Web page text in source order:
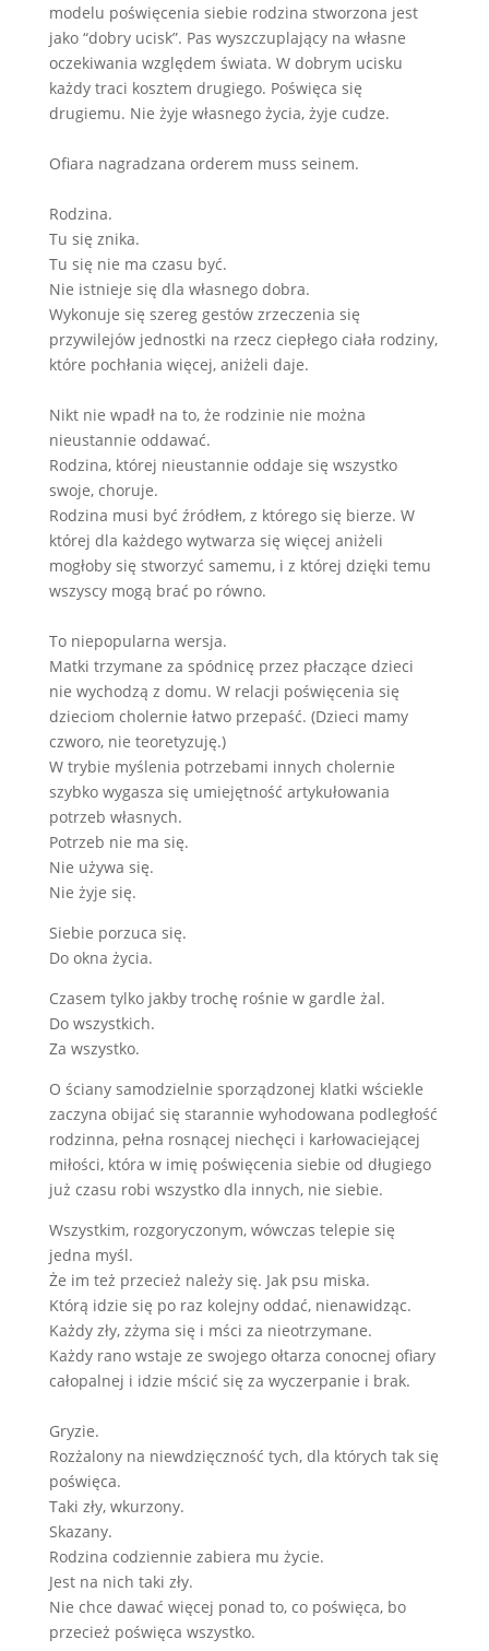
modelu poświęcenia siebie rodzina stworzona jest
jako “dobry ucisk”. Pas wyszczuplający na własne
oczekiwania względem świata. W dobrym ucisku
każdy traci kosztem drugiego. Poświęca się
drugiemu. Nie żyje własnego życia, żyje cudze.
Ofiara nagradzana orderem muss seinem.
Rodzina.
Tu się znika.
Tu się nie ma czasu być.
Nie istnieje się dla własnego dobra.
Wykonuje się szereg gestów zrzeczenia się
przywilejów jednostki na rzecz ciepłego ciała rodziny,
które pochłania więcej, aniżeli daje.
Nikt nie wpadł na to, że rodzinie nie można
nieustannie oddawać.
Rodzina, której nieustannie oddaje się wszystko
swoje, choruje.
Rodzina musi być źródłem, z którego się bierze. W
której dla każdego wytwarza się więcej aniżeli
mogłoby się stworzyć samemu, i z której dzięki temu
wszyscy mogą brać po równo.
To niepopularna wersja.
Matki trzymane za spódnicę przez płaczące dzieci
nie wychodzą z domu. W relacji poświęcenia się
dzieciom cholernie łatwo przepaść. (Dzieci mamy
czworo, nie teoretyzuję.)
W trybie myślenia potrzebami innych cholernie
szybko wygasza się umiejętność artykułowania
potrzeb własnych.
Potrzeb nie ma się.
Nie używa się.
Nie żyje się.
Siebie porzuca się.
Do okna życia.
Czasem tylko jakby trochę rośnie w gardle żal.
Do wszystkich.
Za wszystko.
O ściany samodzielnie sporządzonej klatki wściekle
zaczyna obijać się starannie wyhodowana podległość
rodzinna, pełna rosnącej niechęci i karłowaciejącej
miłości, która w imię poświęcenia siebie od długiego
już czasu robi wszystko dla innych, nie siebie.
Wszystkim, rozgoryczonym, wówczas telepie się
jedna myśl.
Że im też przecież należy się. Jak psu miska.
Którą idzie się po raz kolejny oddać, nienawidząc.
Każdy zły, zżyma się i mści za nieotrzymane.
Każdy rano wstaje ze swojego ołtarza conocnej ofiary
całopalnej i idzie mścić się za wyczerpanie i brak.
Gryzie.
Rozżalony na niewdzięczność tych, dla których tak się
poświęca.
Taki zły, wkurzony.
Skazany.
Rodzina codziennie zabiera mu życie.
Jest na nich taki zły.
Nie chce dawać więcej ponad to, co poświęca, bo
przecież poświęca wszystko.